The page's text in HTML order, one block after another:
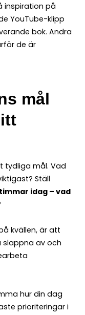
på
YouTube-klipp
bok. Andra
de är
mål
tydliga mål. Vad
Ställ
idag – vad
kvällen, är att
slappna av och
hur din dag
prioriteringar i